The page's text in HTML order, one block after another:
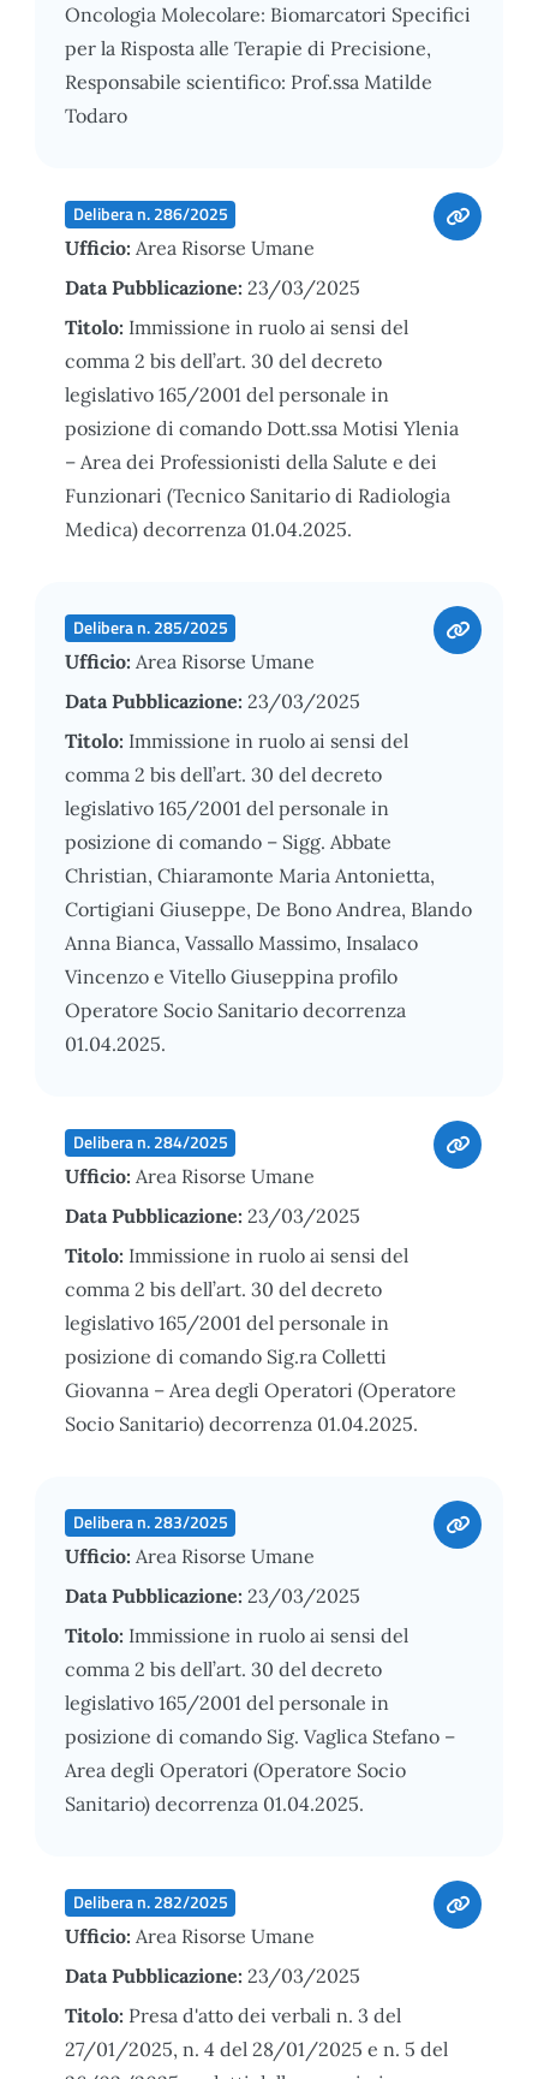
Oncologia Molecolare: Biomarcatori Specifici
per la Risposta alle Terapie di Precisione,
Responsabile scientifico: Prof.ssa Matilde
Todaro
Delibera n. 286/2025
Ufficio: Area Risorse Umane
Data Pubblicazione: 23/03/2025
Titolo: Immissione in ruolo ai sensi del
comma 2 bis dell’art. 30 del decreto
legislativo 165/2001 del personale in
posizione di comando Dott.ssa Motisi Ylenia
– Area dei Professionisti della Salute e dei
Funzionari (Tecnico Sanitario di Radiologia
Medica) decorrenza 01.04.2025.
Delibera n. 285/2025
Ufficio: Area Risorse Umane
Data Pubblicazione: 23/03/2025
Titolo: Immissione in ruolo ai sensi del
comma 2 bis dell’art. 30 del decreto
legislativo 165/2001 del personale in
posizione di comando – Sigg. Abbate
Christian, Chiaramonte Maria Antonietta,
Cortigiani Giuseppe, De Bono Andrea, Blando
Anna Bianca, Vassallo Massimo, Insalaco
Vincenzo e Vitello Giuseppina profilo
Operatore Socio Sanitario decorrenza
01.04.2025.
Delibera n. 284/2025
Ufficio: Area Risorse Umane
Data Pubblicazione: 23/03/2025
Titolo: Immissione in ruolo ai sensi del
comma 2 bis dell’art. 30 del decreto
legislativo 165/2001 del personale in
posizione di comando Sig.ra Colletti
Giovanna – Area degli Operatori (Operatore
Socio Sanitario) decorrenza 01.04.2025.
Delibera n. 283/2025
Ufficio: Area Risorse Umane
Data Pubblicazione: 23/03/2025
Titolo: Immissione in ruolo ai sensi del
comma 2 bis dell’art. 30 del decreto
legislativo 165/2001 del personale in
posizione di comando Sig. Vaglica Stefano –
Area degli Operatori (Operatore Socio
Sanitario) decorrenza 01.04.2025.
Delibera n. 282/2025
Ufficio: Area Risorse Umane
Data Pubblicazione: 23/03/2025
Titolo: Presa d'atto dei verbali n. 3 del
27/01/2025, n. 4 del 28/01/2025 e n. 5 del